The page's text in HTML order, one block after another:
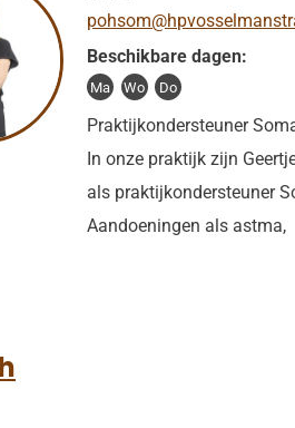
Beschikbare dagen:
Ma Wo Do
Praktijkondersteuner
In onze praktijk zijn
als praktijkondersteuner
Aandoeningen als astma,